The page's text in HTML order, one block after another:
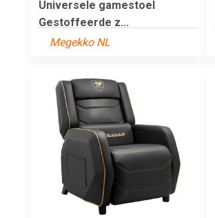
Universele gamestoel
Gestoffeerde z...
Megekko NL